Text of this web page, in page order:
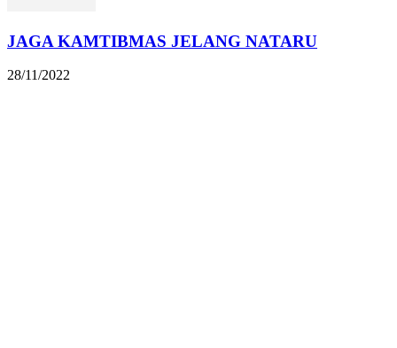
JAGA KAMTIBMAS JELANG NATARU
28/11/2022